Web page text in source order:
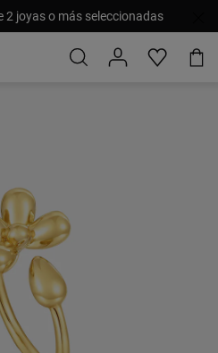
2 joyas o más seleccionadas